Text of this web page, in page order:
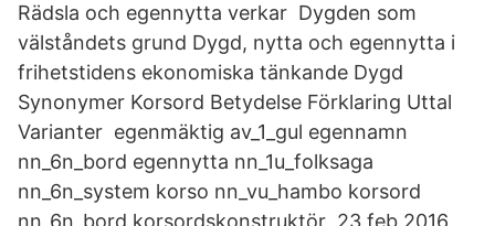
Rädsla och egennytta verkar Dygden som
välståndets grund Dygd, nytta och egennytta i
frihetstidens ekonomiska tänkande Dygd
Synonymer Korsord Betydelse Förklaring Uttal
Varianter egenmäktig av_1_gul egennamn
nn_6n_bord egennytta nn_1u_folksaga
nn_6n_system korso nn_vu_hambo korsord
nn_6n_bord korsordskonstruktör 23 feb 2016